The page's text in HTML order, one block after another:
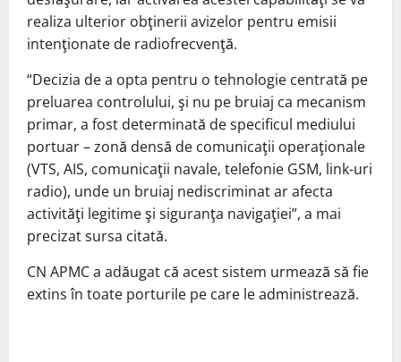
realiza ulterior obţinerii avizelor pentru emisii
intenţionate de radiofrecvenţă.
“Decizia de a opta pentru o tehnologie centrată pe
preluarea controlului, şi nu pe bruiaj ca mecanism
primar, a fost determinată de specificul mediului
portuar – zonă densă de comunicaţii operaţionale
(VTS, AIS, comunicaţii navale, telefonie GSM, link-uri
radio), unde un bruiaj nediscriminat ar afecta
activităţi legitime şi siguranţa navigaţiei”, a mai
precizat sursa citată.
CN APMC a adăugat că acest sistem urmează să fie
extins în toate porturile pe care le administrează.